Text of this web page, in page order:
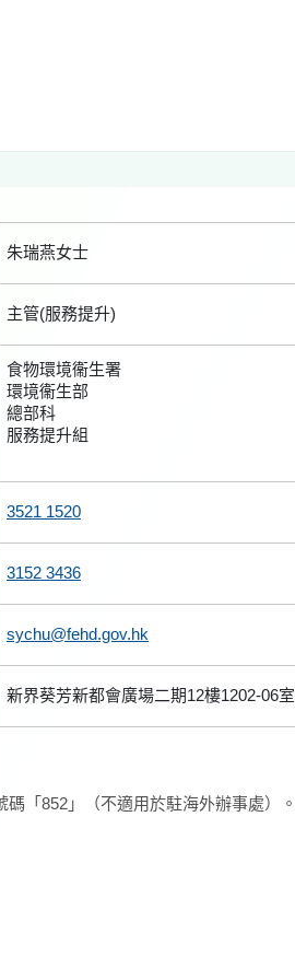
朱瑞燕女士
主管(服務提升)
食物環境衞生署
環境衞生部
總部科
服務提升組
3521 1520
3152 3436
sychu@fehd.gov.hk
新界葵芳新都會廣場二期12樓1202-06室
「852」（不適用於駐海外辦事處）。